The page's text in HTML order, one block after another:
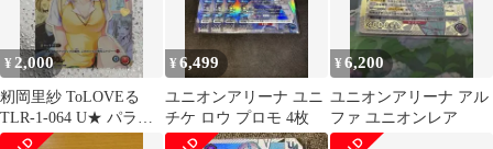
¥2,000
籾岡里紗 ToLOVEる
TLR-1-064 U★ パラレ
ル ユニオンアリーナ
¥6,499
ユニオンアリーナ ユニ
チケ ロウ プロモ 4枚
¥6,200
ユニオンアリーナ アル
ファ ユニオンレア